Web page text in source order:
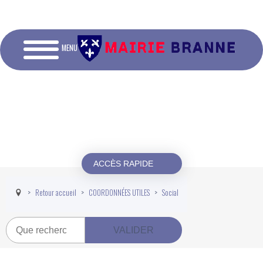
MENU
ACCÈS RAPIDE
Retour accueil COORDONNÉES UTILES Social
Recherche
VALIDER